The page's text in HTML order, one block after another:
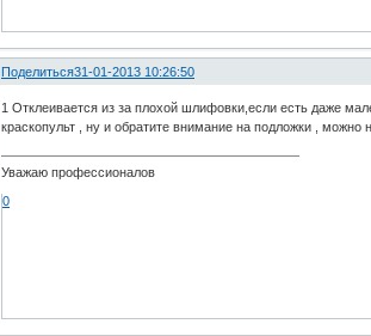
Поделиться31-01-2013 10:26:50
1 Отклеивается из за плохой шлифовки,если есть даже
краскопульт , ну и обратите внимание на подложки ,
Уважаю профессионалов
0